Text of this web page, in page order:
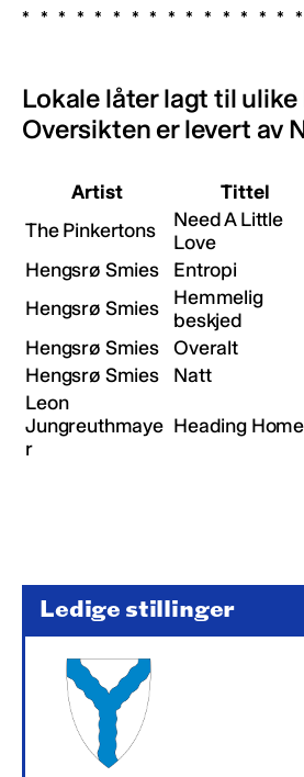
Lokale låter lagt til
Oversikten er levert av
Artist Tittel
The Pinkertons
Need A Little
Love
Hengsrø Smies
Entropi
Hengsrø Smies
Hemmelig
beskjed
Hengsrø Smies Overalt
Hengsrø Smies
Natt
Leon
Jungreuthmaye
r
Heading Home
Ledige stillinger